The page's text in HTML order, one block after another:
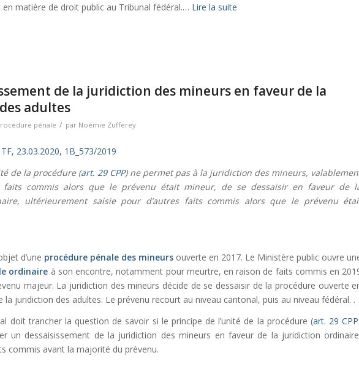
matière de droit public au Tribunal fédéral.… Lire la suite
de la juridiction des mineurs en faveur de la
adultes
pénale / par Noémie Zufferey
TF, 23.03.2020, 1B_573/2019
de la procédure (art. 29 CPP) ne permet pas à la juridiction des mineurs,
faits commis alors que le prévenu était mineur, de se dessaisir en faveur de
ultérieurement saisie pour d’autres faits commis alors que le prévenu
d’une procédure pénale des mineurs ouverte en 2017. Le Ministère public ouvre
ordinaire à son encontre, notamment pour meurtre, en raison de faits commis en
majeur. La juridiction des mineurs décide de se dessaisir de la procédure ouverte
la juridiction des adultes. Le prévenu recourt au niveau cantonal, puis au niveau fédéral. .
doit trancher la question de savoir si le principe de l’unité de la procédure (art. 29 CPP
un dessaisissement de la juridiction des mineurs en faveur de la juridiction
commis avant la majorité du prévenu.